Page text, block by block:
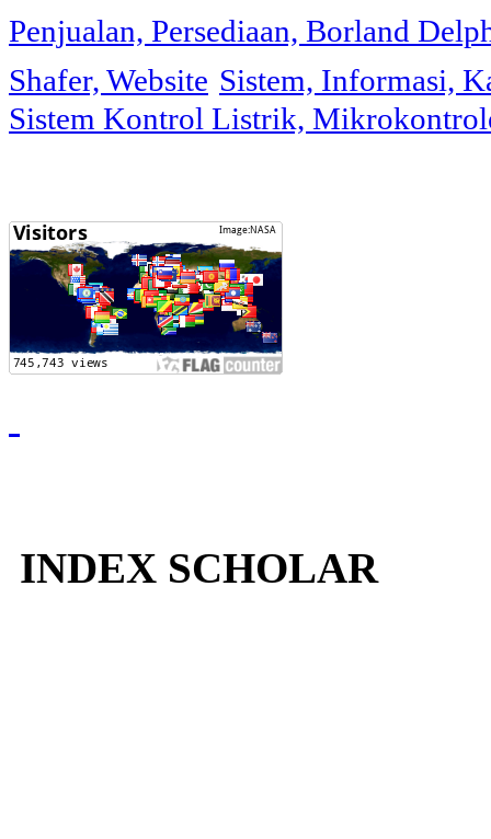
Penjualan, Persediaan, Borland
Shafer, Website Sistem, Informasi,
Sistem Kontrol Listrik,
INDEX SCHOLAR